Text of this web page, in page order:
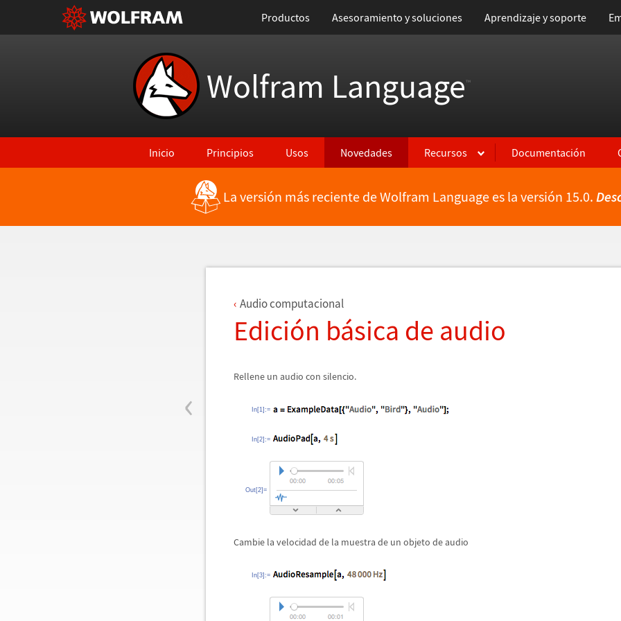
Productos Asesoramiento y soluciones Aprendizaje y soporte
Wolfram Language™
Inicio Principios Usos Novedades Recursos Documentación
Regresar a Características más recientes
La versión más reciente de Wolfram Language es la versión 15.0.
‹
Audio computacional
Edición básica de audio
Rellene un audio con silencio.
In[1]:=
In[2]:=
Out[2]=
Cambie la velocidad de la muestra de un objeto de audio
In[3]:=